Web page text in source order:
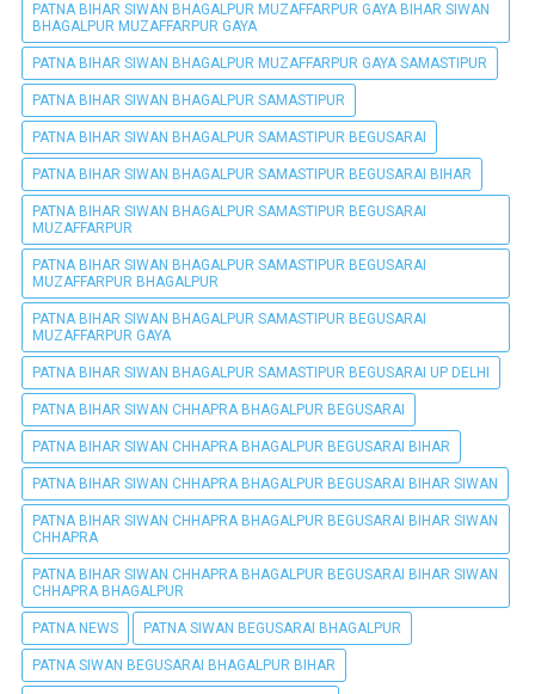
PATNA BIHAR SIWAN BHAGALPUR MUZAFFARPUR GAYA BIHAR SIWAN
BHAGALPUR MUZAFFARPUR GAYA
PATNA BIHAR SIWAN BHAGALPUR MUZAFFARPUR GAYA SAMASTIPUR
PATNA BIHAR SIWAN BHAGALPUR SAMASTIPUR
PATNA BIHAR SIWAN BHAGALPUR SAMASTIPUR BEGUSARAI
PATNA BIHAR SIWAN BHAGALPUR SAMASTIPUR BEGUSARAI BIHAR
PATNA BIHAR SIWAN BHAGALPUR SAMASTIPUR BEGUSARAI
MUZAFFARPUR
PATNA BIHAR SIWAN BHAGALPUR SAMASTIPUR BEGUSARAI
MUZAFFARPUR BHAGALPUR
PATNA BIHAR SIWAN BHAGALPUR SAMASTIPUR BEGUSARAI
MUZAFFARPUR GAYA
PATNA BIHAR SIWAN BHAGALPUR SAMASTIPUR BEGUSARAI UP DELHI
PATNA BIHAR SIWAN CHHAPRA BHAGALPUR BEGUSARAI
PATNA BIHAR SIWAN CHHAPRA BHAGALPUR BEGUSARAI BIHAR
PATNA BIHAR SIWAN CHHAPRA BHAGALPUR BEGUSARAI BIHAR SIWAN
PATNA BIHAR SIWAN CHHAPRA BHAGALPUR BEGUSARAI BIHAR SIWAN
CHHAPRA
PATNA BIHAR SIWAN CHHAPRA BHAGALPUR BEGUSARAI BIHAR SIWAN
CHHAPRA BHAGALPUR
PATNA NEWS PATNA SIWAN BEGUSARAI BHAGALPUR
PATNA SIWAN BEGUSARAI BHAGALPUR BIHAR